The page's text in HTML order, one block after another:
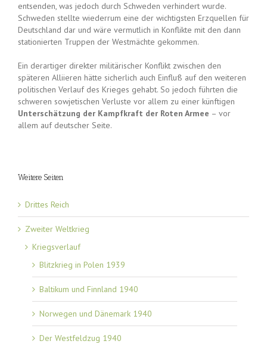
entsenden, was jedoch durch Schweden verhindert wurde.
Schweden stellte wiederrum eine der wichtigsten Erzquellen für
Deutschland dar und wäre vermutlich in Konflikte mit den dann
stationierten Truppen der Westmächte gekommen.
Ein derartiger direkter militärischer Konflikt zwischen den
späteren Alliieren hätte sicherlich auch Einfluß auf den weiteren
politischen Verlauf des Krieges gehabt. So jedoch führten die
schweren sowjetischen Verluste vor allem zu einer künftigen
Unterschätzung der Kampfkraft der Roten Armee – vor
allem auf deutscher Seite.
Weitere Seiten
Drittes Reich
Zweiter Weltkrieg
Kriegsverlauf
Blitzkrieg in Polen 1939
Baltikum und Finnland 1940
Norwegen und Dänemark 1940
Der Westfeldzug 1940